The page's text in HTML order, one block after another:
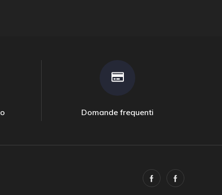
Domande frequenti